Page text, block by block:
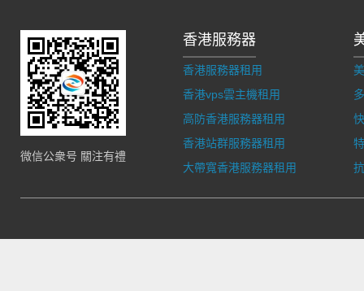
微信公衆号 關注有禮
香港服務器
香港服務器租用
香港vps雲主機租用
高防香港服務器租用
香港站群服務器租用
大帶寬香港服務器租用